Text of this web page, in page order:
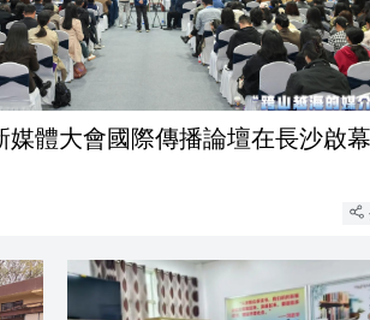
媒體大會國際傳播論壇在長沙啟幕